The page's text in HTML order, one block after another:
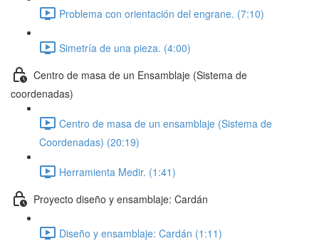
Problema con orientación del engrane. (7:10)
Simetría de una pieza. (4:00)
Centro de masa de un Ensamblaje (Sistema de
coordenadas)
Centro de masa de un ensamblaje (Sistema de
Coordenadas) (20:19)
Herramienta Medir. (1:41)
Proyecto diseño y ensamblaje: Cardán
Diseño y ensamblaje: Cardán (1:11)